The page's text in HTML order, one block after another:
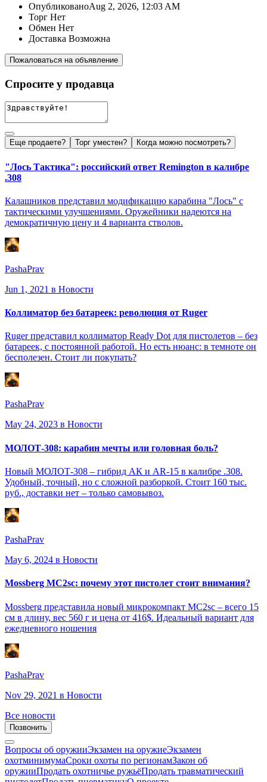
ОпубликованоAug 2, 2026, 12:03 AM
Торг Нет
Обмен Нет
Доставка Возможна
Пожаловаться на объявление
Спросите у продавца
Еще продаете? Торг уместен? Когда можно посмотреть?
"Лось Тактика": российский ответ Remington в калибре
.308
Калашников представил модификацию карабина "Лось" с
тактическими улучшениями. Оружейники надеются на
демократичную цену и 4 варианта стволов.
PashaPrav
Jun 1, 2021 в Новости
Коллиматор без батареек: революция от Ruger
Ruger представил коллиматор Ready Dot для пистолетов – без
батареек, с постоянной работой. Но есть нюанс: в темноте он
бесполезен. Стоит ли покупать?
PashaPrav
May 24, 2023 в Новости
МОЛОТ-308: карабин мечты или головная боль?
Новый МОЛОТ-308 – гибрид АК и AR-15 в калибре .308.
Удобный, точный, но с сложной разборкой. Стоит 160 тыс.
руб., доставки нет – только самовывоз.
PashaPrav
May 6, 2024 в Новости
Mossberg MC2sc: почему этот пистолет стоит внимания?
Mossberg представила новый микрокомпакт MC2sc – всего 15
см в длину, вес 560 г и цена от 416$. Идеальный вариант для
ежедневного ношения
PashaPrav
Nov 29, 2021 в Новости
Все новости
Позвонить
Вопросы об оружииЭкзамен на оружиеЭкзамен
охотминимумаСроки охоты по регионамЗакон об
оружииПродать охотничье ружьёПродать травматический